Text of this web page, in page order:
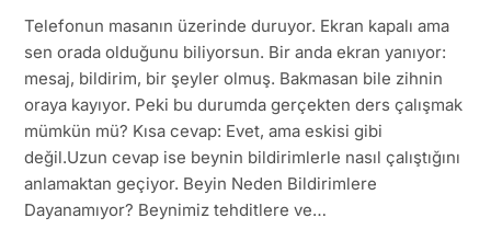
Telefonun masanın üzerinde duruyor. Ekran kapalı ama
sen orada olduğunu biliyorsun. Bir anda ekran yanıyor:
mesaj, bildirim, bir şeyler olmuş. Bakmasan bile zihnin
oraya kayıyor. Peki bu durumda gerçekten ders çalışmak
mümkün mü? Kısa cevap: Evet, ama eskisi gibi
değil.Uzun cevap ise beynin bildirimlerle nasıl çalıştığını
anlamaktan geçiyor. Beyin Neden Bildirimlere
Dayanamıyor? Beynimiz tehditlere ve…